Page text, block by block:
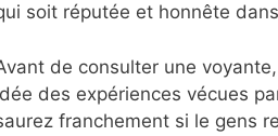
soit réputée et honnête
de consulter une
des expériences vécues
franchement si le gens